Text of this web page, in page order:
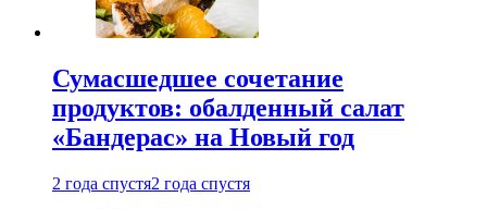
Сумасшедшее сочетание
продуктов: обалденный салат
«Бандерас» на Новый год
2 года спустя2 года спустя